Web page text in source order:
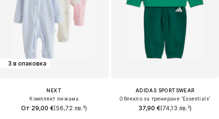
3 в опаковка
NEXT
Комплект пижама
От 29,00 €(56,72 лв.³)
ADIDAS SPORTSWEAR
Облекло за трениране 'Essentials'
37,90 €(74,13 лв.³)